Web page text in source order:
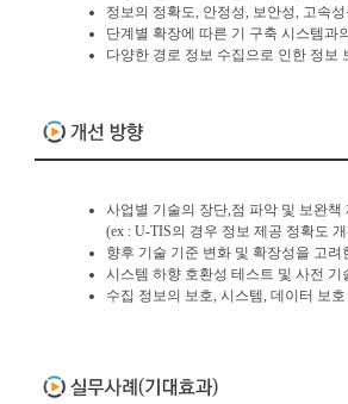
정보의 정확도, 안정성, 보안성, 고속
단계별 확장에 따른 기 구축 시스템과
다양한 경로 정보 수집으로 인한 정보
사업별 기술의 장단,점 파악 및 보완책
(ex : U-TIS의 경우 정보 제공 정확도
향후 기술 기준 변화 및 확장성을 고려
시스템 하향 호환성 테스트 및 사전 기
수집 정보의 보호, 시스템, 데이터 보